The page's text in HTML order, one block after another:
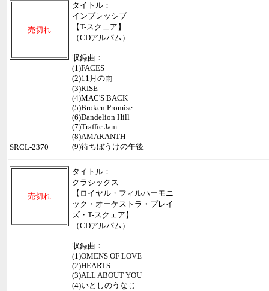
売切れ
タイトル：
インプレッシブ
【T-スクェア】
（CDアルバム）
収録曲：
(1)FACES
(2)11月の雨
(3)RISE
(4)MAC'S BACK
(5)Broken Promise
(6)Dandelion Hill
(7)Traffic Jam
(8)AMARANTH
(9)待ちぼうけの午後
SRCL-2370
売切れ
タイトル：
クラシックス
【ロイヤル・フィルハーモニ
ック・オーケストラ・プレイ
ズ・T-スクェア】
（CDアルバム）
収録曲：
(1)OMENS OF LOVE
(2)HEARTS
(3)ALL ABOUT YOU
(4)いとしのうなじ